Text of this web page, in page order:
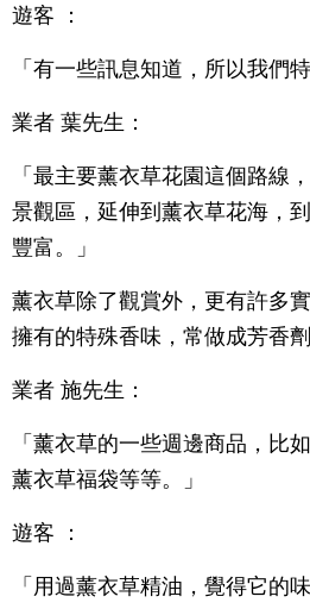
遊客 ：
「有一些訊息知道，所以我們
業者 葉先生：
「最主要薰衣草花園這個路線
景觀區，延伸到薰衣草花海，
豐富。」
薰衣草除了觀賞外，更有許多
擁有的特殊香味，常做成芳香
業者 施先生：
「薰衣草的一些週邊商品，比
薰衣草福袋等等。」
遊客 ：
「用過薰衣草精油，覺得它的